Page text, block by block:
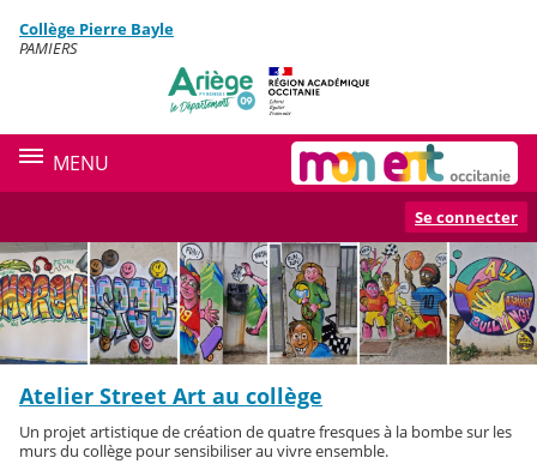
Contenu
Collège Pierre Bayle
PAMIERS
MENU
Se connecter
Atelier Street Art au collège
Un projet artistique de création de quatre fresques à la bombe sur les
murs du collège pour sensibiliser au vivre ensemble.